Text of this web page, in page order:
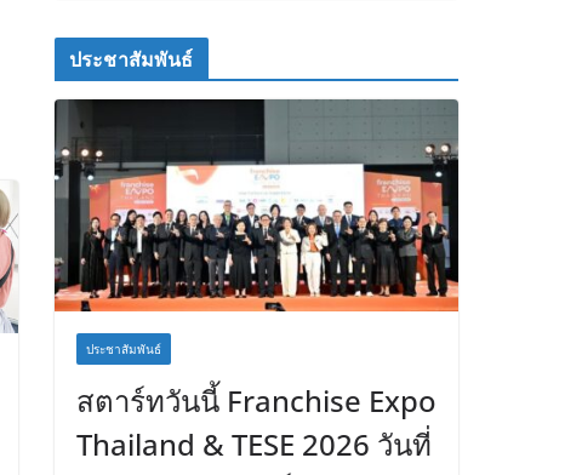
ประชาสัมพันธ์
ประชาสัมพันธ์
สตาร์ทวันนี้ Franchise Expo
Thailand & TESE 2026 วันที่